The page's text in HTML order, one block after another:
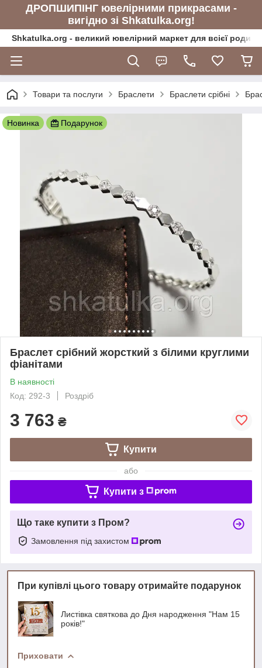
ДРОПШИПІНГ ювелірними прикрасами -
вигідно зі Shkatulka.org!
Shkatulka.org - великий ювелірний маркет для всієї
Товари та послуги Браслети Браслети срібні
Новинка Подарунок
Браслет срібний жорсткий з білими круглими
фіанітами
В наявності
Код: 292-3
Роздріб
3 763 ₴
Купити
або
Купити з
Що таке купити з Пром?
Замовлення під захистом
При купівлі цього товару отримайте подарунок
Листівка святкова до Дня народження "Нам 15
років!"
Приховати